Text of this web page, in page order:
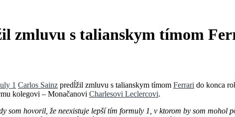
zmluvu s talianskym tímom
1 Carlos Sainz predĺžil zmluvu s talianskym tímom Ferrari do konca
kolegovi – Monačanovi Charlesovi Leclercovi.
som hovoril, že neexistuje lepší tím formuly 1, v ktorom by som